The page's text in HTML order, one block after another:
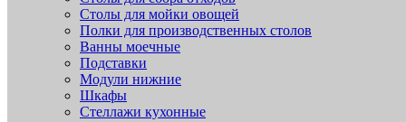
Столы для мойки овощей
Полки для производственных столов
Ванны моечные
Подставки
Модули нижние
Шкафы
Стеллажи кухонные